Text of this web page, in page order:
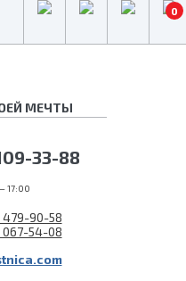
0
33-88
17:00
479-90-58
067-54-08